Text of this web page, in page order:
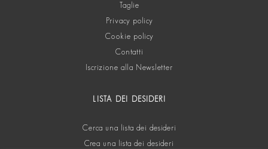
Taglie
Privacy policy
Cookie policy
Contatti
Iscrizione alla Newsletter
LISTA DEI DESIDERI
Cerca una lista dei desideri
Crea una lista dei desideri